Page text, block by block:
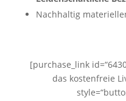
​Nachhaltig
[purchase_link
das kostenfreie